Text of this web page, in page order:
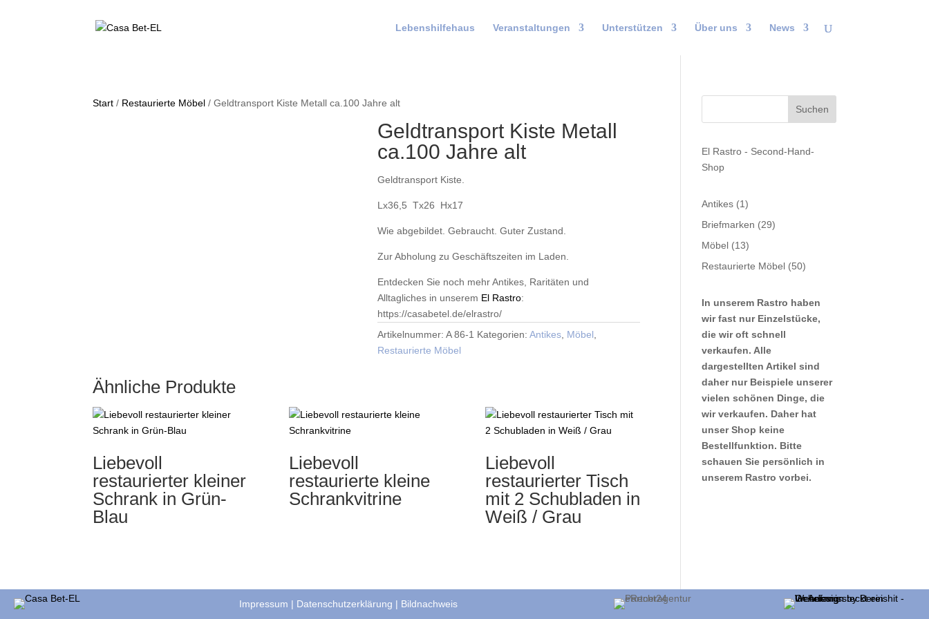
Lebenshilfehaus Veranstaltungen Unterstützen Über uns News
Start / Restaurierte Möbel / Geldtransport Kiste Metall ca.100 Jahre alt
Geldtransport Kiste Metall
ca.100 Jahre alt
Geldtransport Kiste.
Lx36,5 Tx26 Hx17
Wie abgebildet. Gebraucht. Guter Zustand.
Zur Abholung zu Geschäftszeiten im Laden.
Entdecken Sie noch mehr Antikes, Raritäten und
Alltagliches in unserem El Rastro:
https://casabetel.de/elrastro/
Artikelnummer:A 86-1 Kategorien:Antikes Möbel
Restaurierte Möbel
Ähnliche Produkte
Liebevoll
restaurierter kleiner
Schrank in Grün-
Blau
Liebevoll
restaurierte kleine
Schrankvitrine
Liebevoll
restaurierter Tisch
mit 2 Schubladen in
Weiß / Grau
El Rastro - Second-Hand-
Shop
Antikes 11
Produkt
Briefmarken 2929
Möbel 1313
Produkte
Restaurierte Möbel 5050
In unserem Rastro haben
wir fast nur Einzelstücke,
die wir oft schnell
verkaufen. Alle
dargestellten Artikel sind
daher nur Beispiele unserer
vielen schönen Dinge, die
wir verkaufen. Daher hat
unser Shop keine
Bestellfunktion. Bitte
schauen Sie persönlich in
unserem Rastro vorbei.
Impressum | Datenschutzerklärung | Bildnachweis